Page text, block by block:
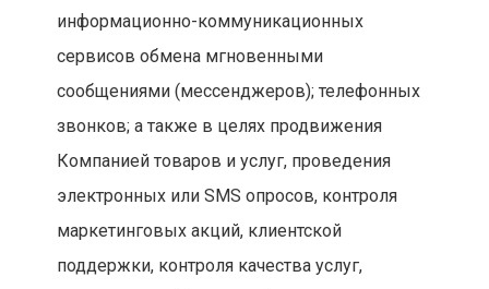
информационно-коммуникационных
сервисов обмена мгновенными
сообщениями (мессенджеров); телефонных
звонков; а также в целях продвижения
Компанией товаров и услуг, проведения
электронных или SMS опросов, контроля
маркетинговых акций, клиентской
поддержки, контроля качества услуг,